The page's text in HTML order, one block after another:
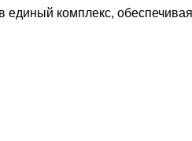
комплекс,